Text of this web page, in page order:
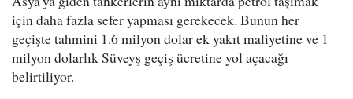
için daha fazla sefer yapması gerekecek. Bunun her
geçişte tahmini 1.6 milyon dolar ek yakıt maliyetine ve 1
milyon dolarlık Süveyş geçiş ücretine yol açacağı
belirtiliyor.